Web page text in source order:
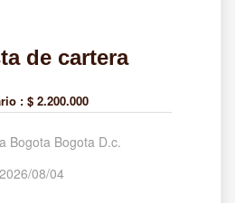
de cartera
: $ 2.200.000
Bogota Bogota D.c.
2026/08/04